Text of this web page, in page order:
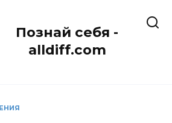
Познай себя -
alldiff.com